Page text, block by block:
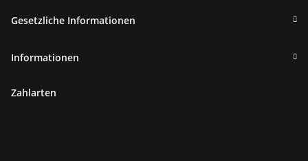
Gesetzliche Informationen
Informationen
Zahlarten